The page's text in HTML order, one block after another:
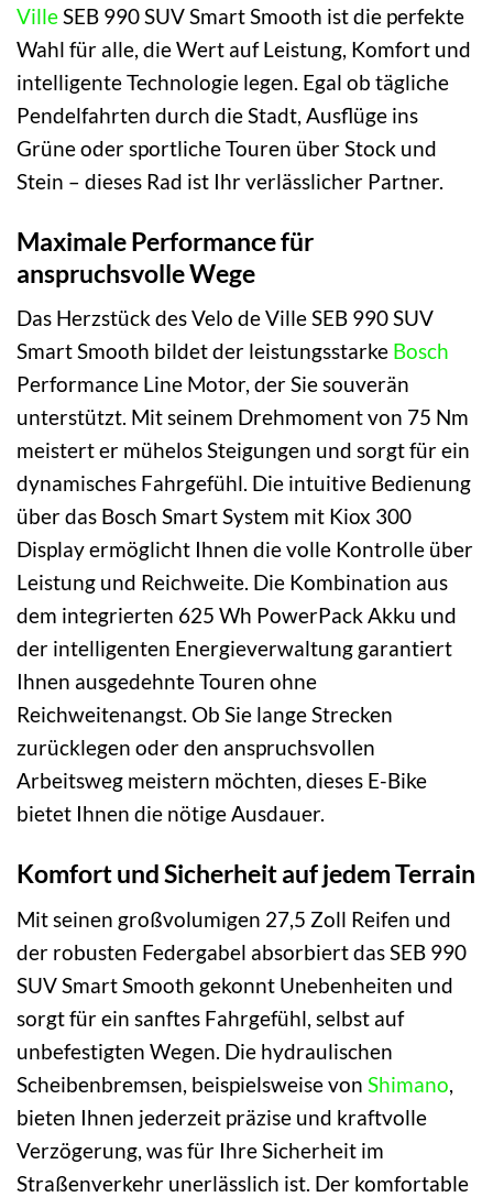
VilleSEB 990 SUV Smart Smooth ist die perfekte
Wahl für alle, die Wert auf Leistung, Komfort und
intelligente Technologie legen. Egal ob tägliche
Pendelfahrten durch die Stadt, Ausflüge ins
Grüne oder sportliche Touren über Stock und
Stein – dieses Rad ist Ihr verlässlicher Partner.
Maximale Performance für
anspruchsvolle Wege
Das Herzstück des Velo de Ville SEB 990 SUV
Smart Smooth bildet der leistungsstarke Bosch
Performance Line Motor, der Sie souverän
unterstützt. Mit seinem Drehmoment von 75 Nm
meistert er mühelos Steigungen und sorgt für ein
dynamisches Fahrgefühl. Die intuitive Bedienung
über das Bosch Smart System mit Kiox 300
Display ermöglicht Ihnen die volle Kontrolle über
Leistung und Reichweite. Die Kombination aus
dem integrierten 625 Wh PowerPack Akku und
der intelligenten Energieverwaltung garantiert
Ihnen ausgedehnte Touren ohne
Reichweitenangst. Ob Sie lange Strecken
zurücklegen oder den anspruchsvollen
Arbeitsweg meistern möchten, dieses E-Bike
bietet Ihnen die nötige Ausdauer.
Komfort und Sicherheit auf jedem Terrain
Mit seinen großvolumigen 27,5 Zoll Reifen und
der robusten Federgabel absorbiert das SEB 990
SUV Smart Smooth gekonnt Unebenheiten und
sorgt für ein sanftes Fahrgefühl, selbst auf
unbefestigten Wegen. Die hydraulischen
Scheibenbremsen, beispielsweise von Shimano
bieten Ihnen jederzeit präzise und kraftvolle
Verzögerung, was für Ihre Sicherheit im
Straßenverkehr unerlässlich ist. Der komfortable